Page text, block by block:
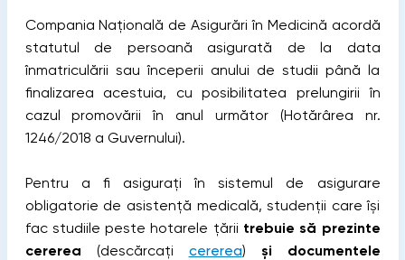
Compania Națională de Asigurări în Medicină acordă
statutul de persoană asigurată de la data
înmatriculării sau începerii anului de studii până la
finalizarea acestuia, cu posibilitatea prelungirii în
cazul promovării în anul următor (Hotărârea nr.
1246/2018 a Guvernului).
Pentru a fi asigurați în sistemul de asigurare
obligatorie de asistență medicală, studenții care își
fac studiile peste hotarele țării trebuie să prezinte
cererea (descărcați cererea) și documentele